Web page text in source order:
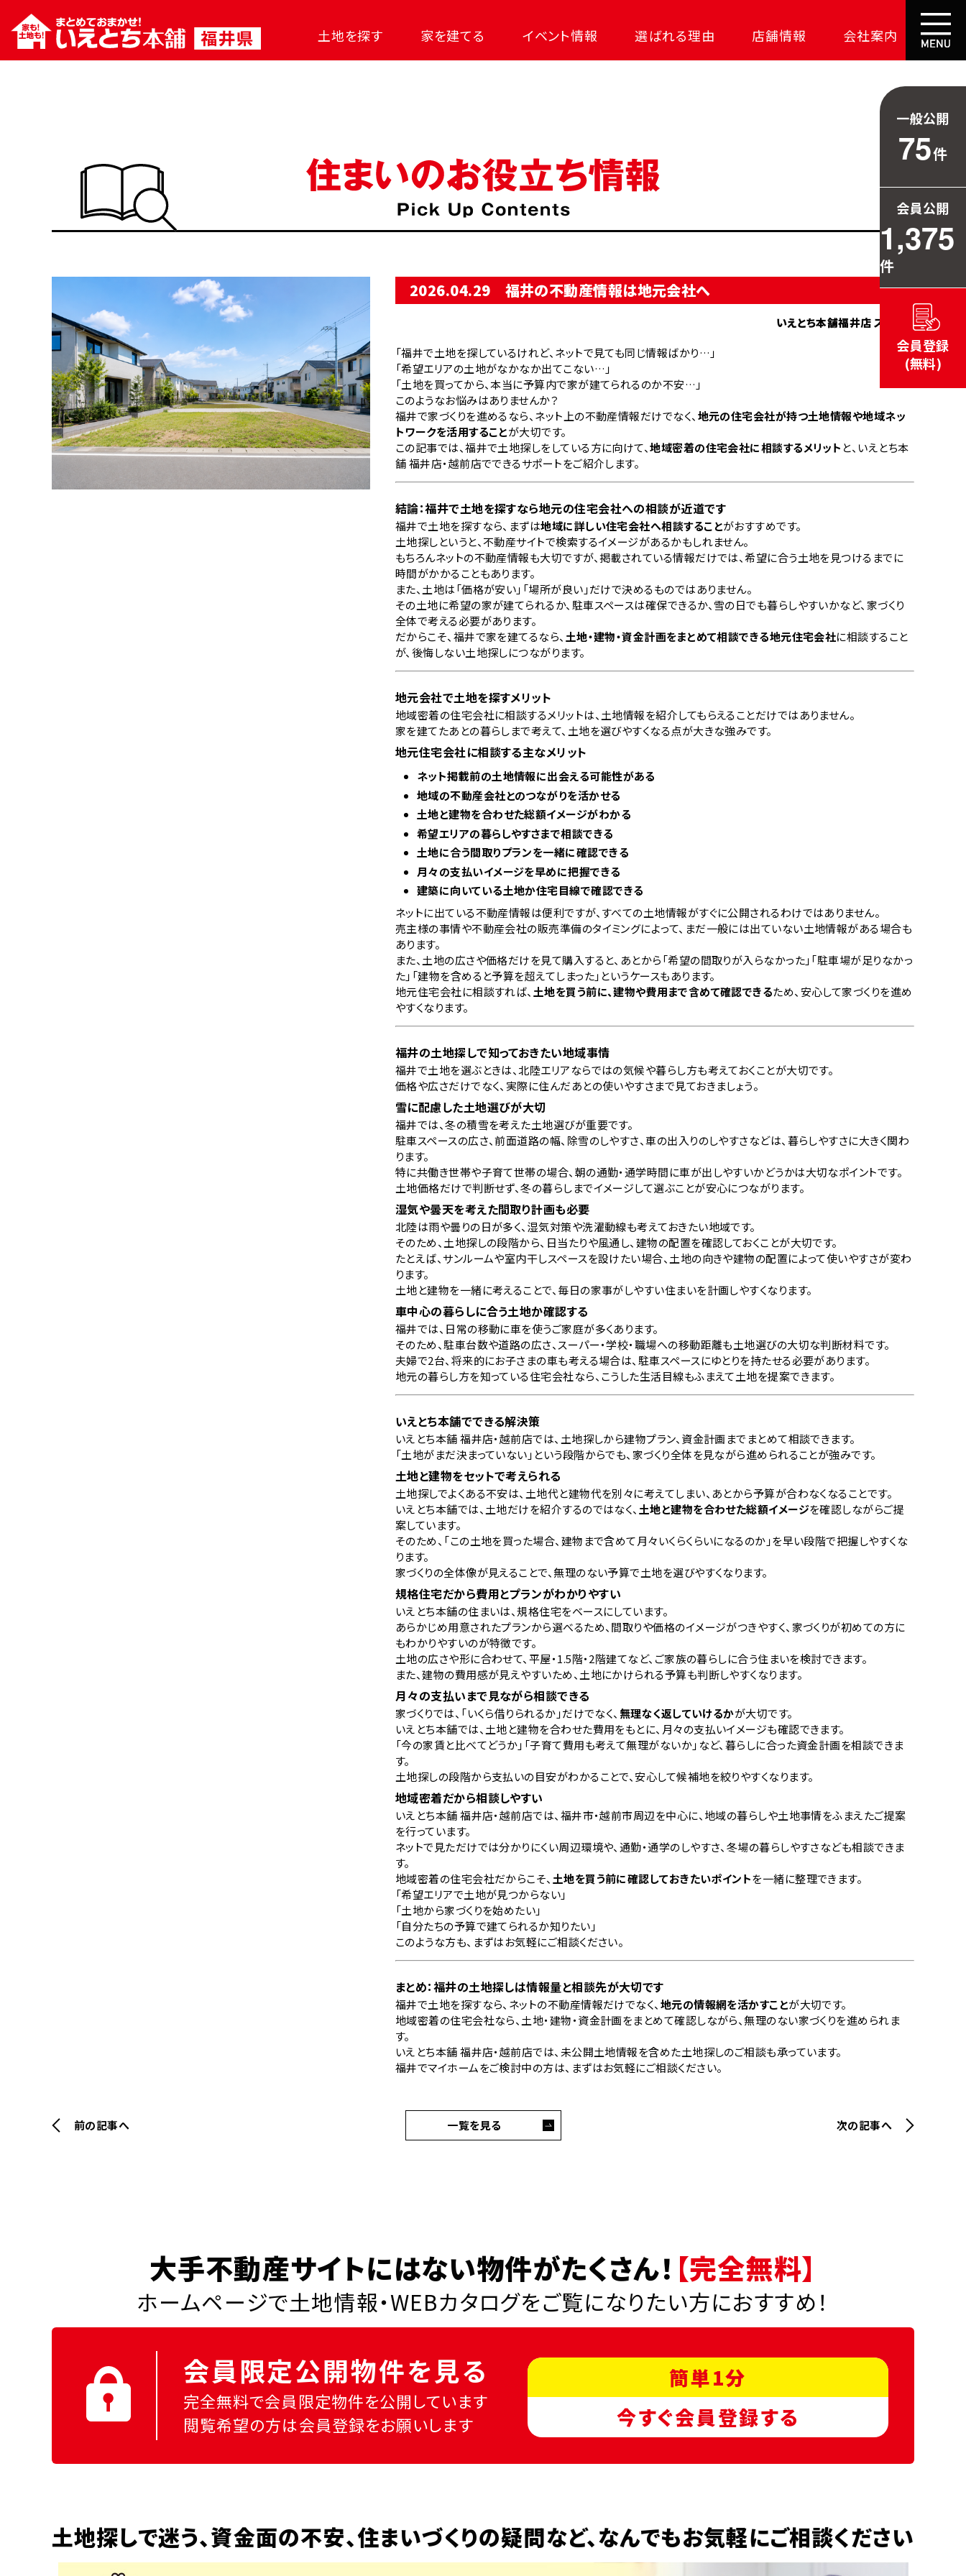
土地を探す 家を建てる イベント情報 選ばれる理由
大成功の土地探し
安心保証
709万円お得
店舗情報 会社案内
2026.04.29 福井の不動産情報は地元会社へ
いえとち本舗福井店 スタッフ
「福井で土地を探しているけれど、ネットで見ても同じ情報ばかり…」
「希望エリアの土地がなかなか出てこない…」
「土地を買ってから、本当に予算内で家が建てられるのか不安…」
このようなお悩みはありませんか？
福井で家づくりを進めるなら、ネット上の不動産情報だけでなく、地元の住宅会社が持つ土地情報や地域ネッ
トワークを活用することが大切です。
この記事では、福井で土地探しをしている方に向けて、地域密着の住宅会社に相談するメリット と、いえとち本
舗 福井店・越前店でできるサポートをご紹介します。
結論：福井で土地を探すなら地元の住宅会社への相談が近道です
福井で土地を探すなら、まずは地域に詳しい住宅会社へ相談することがおすすめです。
土地探しというと、不動産サイトで検索するイメージがあるかもしれません。
もちろんネットの不動産情報も大切ですが、掲載されている情報だけでは、希望に合う土地を見つけるまでに
時間がかかることもあります。
また、土地は「価格が安い」「場所が良い」だけで決めるものではありません。
その土地に希望の家が建てられるか、駐車スペースは確保できるか、雪の日でも暮らしやすいかなど、家づくり
全体で考える必要があります。
だからこそ、福井で家を建てるなら、土地・建物・資金計画をまとめて相談できる地元住宅会社に相談すること
が、後悔しない土地探しにつながります。
地元会社で土地を探すメリット
地域密着の住宅会社に相談するメリットは、土地情報を紹介してもらえることだけではありません。
家を建てたあとの暮らしまで考えて、土地を選びやすくなる点が大きな強みです。
地元住宅会社に相談する主なメリット
ネット掲載前の土地情報に出会える可能性がある
地域の不動産会社とのつながりを活かせる
土地と建物を合わせた総額イメージがわかる
希望エリアの暮らしやすさまで相談できる
土地に合う間取りプランを一緒に確認できる
月々の支払いイメージを早めに把握できる
建築に向いている土地か住宅目線で確認できる
ネットに出ている不動産情報は便利ですが、すべての土地情報がすぐに公開されるわけではありません。
売主様の事情や不動産会社の販売準備のタイミングによって、まだ一般には出ていない土地情報がある場合も
あります。
また、土地の広さや価格だけを見て購入すると、あとから「希望の間取りが入らなかった」「駐車場が足りなかっ
た」「建物を含めると予算を超えてしまった」というケースもあります。
地元住宅会社に相談すれば、土地を買う前に、建物や費用まで含めて確認できるため、安心して家づくりを進め
やすくなります。
福井の土地探しで知っておきたい地域事情
福井で土地を選ぶときは、北陸エリアならではの気候や暮らし方も考えておくことが大切です。
価格や広さだけでなく、実際に住んだあとの使いやすさまで見ておきましょう。
雪に配慮した土地選びが大切
福井では、冬の積雪を考えた土地選びが重要です。
駐車スペースの広さ、前面道路の幅、除雪のしやすさ、車の出入りのしやすさなどは、暮らしやすさに大きく関わ
ります。
特に共働き世帯や子育て世帯の場合、朝の通勤・通学時間に車が出しやすいかどうかは大切なポイントです。
土地価格だけで判断せず、冬の暮らしまでイメージして選ぶことが安心につながります。
湿気や曇天を考えた間取り計画も必要
北陸は雨や曇りの日が多く、湿気対策や洗濯動線も考えておきたい地域です。
そのため、土地探しの段階から、日当たりや風通し、建物の配置を確認しておくことが大切です。
たとえば、サンルームや室内干しスペースを設けたい場合、土地の向きや建物の配置によって使いやすさが変わ
ります。
土地と建物を一緒に考えることで、毎日の家事がしやすい住まいを計画しやすくなります。
車中心の暮らしに合う土地か確認する
福井では、日常の移動に車を使うご家庭が多くあります。
そのため、駐車台数や道路の広さ、スーパー・学校・職場への移動距離も土地選びの大切な判断材料です。
夫婦で2台、将来的にお子さまの車も考える場合は、駐車スペースにゆとりを持たせる必要があります。
地元の暮らし方を知っている住宅会社なら、こうした生活目線もふまえて土地を提案できます。
いえとち本舗でできる解決策
いえとち本舗 福井店・越前店では、土地探しから建物プラン、資金計画までまとめて相談できます。
「土地がまだ決まっていない」という段階からでも、家づくり全体を見ながら進められることが強みです。
土地と建物をセットで考えられる
土地探しでよくある不安は、土地代と建物代を別々に考えてしまい、あとから予算が合わなくなることです。
いえとち本舗では、土地だけを紹介するのではなく、土地と建物を合わせた総額イメージを確認しながらご提
案しています。
そのため、「この土地を買った場合、建物まで含めて月々いくらくらいになるのか」を早い段階で把握しやすくな
ります。
家づくりの全体像が見えることで、無理のない予算で土地を選びやすくなります。
規格住宅だから費用とプランがわかりやすい
いえとち本舗の住まいは、規格住宅をベースにしています。
あらかじめ用意されたプランから選べるため、間取りや価格のイメージがつきやすく、家づくりが初めての方に
もわかりやすいのが特徴です。
土地の広さや形に合わせて、平屋・1.5階・2階建てなど、ご家族の暮らしに合う住まいを検討できます。
また、建物の費用感が見えやすいため、土地にかけられる予算も判断しやすくなります。
月々の支払いまで見ながら相談できる
家づくりでは、「いくら借りられるか」だけでなく、無理なく返していけるかが大切です。
いえとち本舗では、土地と建物を合わせた費用をもとに、月々の支払いイメージも確認できます。
「今の家賃と比べてどうか」「子育て費用も考えて無理がないか」など、暮らしに合った資金計画を相談できま
す。
土地探しの段階から支払いの目安がわかることで、安心して候補地を絞りやすくなります。
地域密着だから相談しやすい
いえとち本舗 福井店・越前店では、福井市・越前市周辺を中心に、地域の暮らしや土地事情をふまえたご提案
を行っています。
ネットで見ただけでは分かりにくい周辺環境や、通勤・通学のしやすさ、冬場の暮らしやすさなども相談できま
す。
地域密着の住宅会社だからこそ、土地を買う前に確認しておきたいポイントを一緒に整理できます。
「希望エリアで土地が見つからない」
「土地から家づくりを始めたい」
「自分たちの予算で建てられるか知りたい」
このような方も、まずはお気軽にご相談ください。
まとめ：福井の土地探しは情報量と相談先が大切です
福井で土地を探すなら、ネットの不動産情報だけでなく、地元の情報網を活かすことが大切です。
地域密着の住宅会社なら、土地・建物・資金計画をまとめて確認しながら、無理のない家づくりを進められま
す。
いえとち本舗 福井店・越前店では、未公開土地情報を含めた土地探しのご相談も承っています。
福井でマイホームをご検討中の方は、まずはお気軽にご相談ください。
前の記事へ 一覧を見る 次の記事へ
大手不動産サイトにはない物件がたくさん！ 【完全無料】
ホームページで土地情報・WEBカタログをご覧になりたい方におすすめ！
会員限定公開物件を見る
完全無料で会員限定物件を公開しています
閲覧希望の方は会員登録をお願いします
簡単1分
今すぐ会員登録する
土地探しで迷う、資金面の不安、住まいづくりの疑問など、なんでもお気軽にご相談ください
一般公開
75件
会員公開
1,375
件
会員登録
(無料)